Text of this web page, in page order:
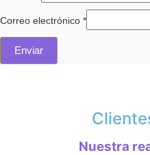
Correo electrónico *
Nuestra